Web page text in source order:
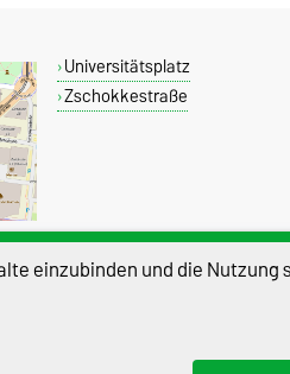
Universitätsplatz
Zschokkestraße
einzubinden und die